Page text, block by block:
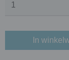
In